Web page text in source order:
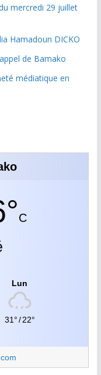
mercredi 29 juillet
Hamadoun DICKO
de Bamako
médiatique en
C
Lun
31°/22°